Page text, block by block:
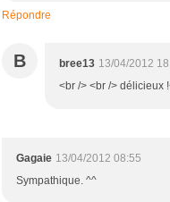
Répondre
B bree13 13/04/2012
<br /> <br /> délicieux
Gagaie 13/04/2012 08:55
Sympathique. ^^